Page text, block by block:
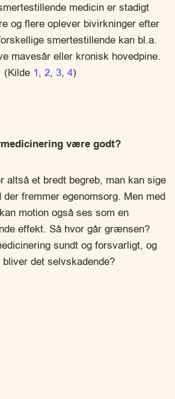
medicin er stadigt
og flere oplever bivirkninger efter
smertestillende kan bl.a.
mavesår eller kronisk hovedpine.
(Kilde 1, 2, 3, 4)
være godt?
altså et bredt begreb, man kan sige
fremmer egenomsorg. Men med
motion også ses som en
effekt. Så hvor går grænsen?
sundt og forsvarligt, og
bliver det selvskadende?